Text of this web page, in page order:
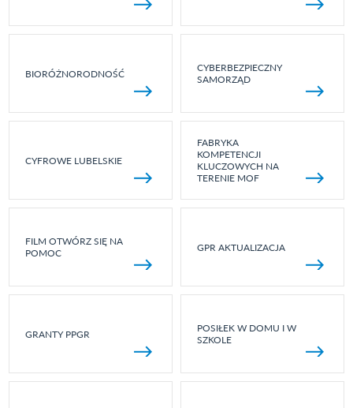
BIORÓŻNORODNOŚĆ
CYBERBEZPIECZNY
SAMORZĄD
CYFROWE LUBELSKIE
FABRYKA
KOMPETENCJI
KLUCZOWYCH NA
TERENIE MOF
FILM OTWÓRZ SIĘ NA
POMOC
GPR AKTUALIZACJA
GRANTY PPGR
POSIŁEK W DOMU I W
SZKOLE